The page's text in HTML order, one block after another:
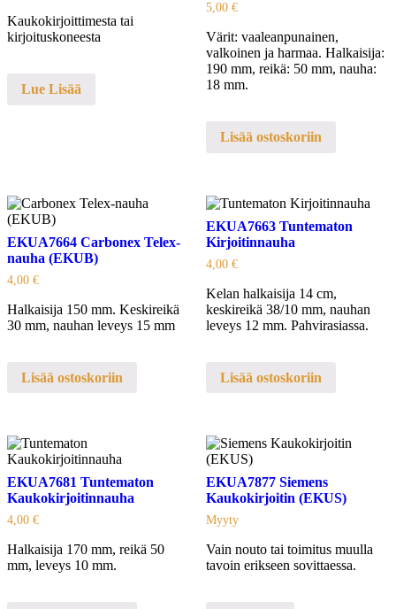
Kaukokirjoittimesta tai
kirjoituskoneesta
Lue Lisää
5,00 €
Värit: vaaleanpunainen,
valkoinen ja harmaa. Halkaisija:
190 mm, reikä: 50 mm, nauha:
18 mm.
Lisää ostoskoriin
EKUA7664 Carbonex Telex-
nauha (EKUB)
4,00 €
Halkaisija 150 mm. Keskireikä
30 mm, nauhan leveys 15 mm
Lisää ostoskoriin
EKUA7663 Tuntematon
Kirjoitinnauha
4,00 €
Kelan halkaisija 14 cm,
keskireikä 38/10 mm, nauhan
leveys 12 mm. Pahvirasiassa.
Lisää ostoskoriin
EKUA7681 Tuntematon
Kaukokirjoitinnauha
4,00 €
Halkaisija 170 mm, reikä 50
mm, leveys 10 mm.
EKUA7877 Siemens
Kaukokirjoitin (EKUS)
Myyty
Vain nouto tai toimitus muulla
tavoin erikseen sovittaessa.